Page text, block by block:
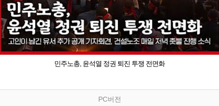
민주노총, 윤석열 정권 퇴진 투쟁 전면화
PC버전